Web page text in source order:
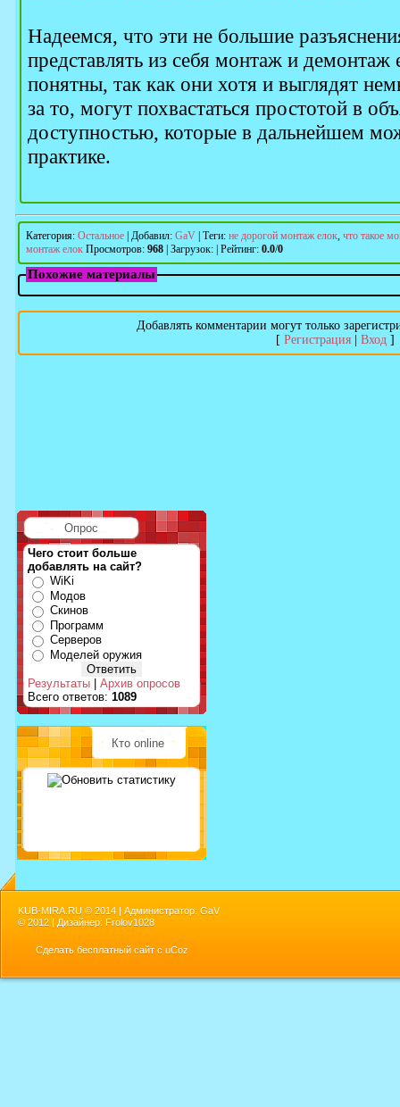
Надеемся, что эти не большие
представлять из себя монтаж и демонтаж
понятны, так как они хотя и выглядят
за то, могут похвастаться простотой в
доступностью, которые в дальнейшем
практике.
Категория: Остальное Добавил: GaV Теги: не дорогой монтаж елок, что такое
монтаж елок Просмотров: 968 Загрузок: Рейтинг: 0.0/0
Похожие материалы
Добавлять комментарии могут только
[ Регистрация| Вход]
Опрос
Чего стоит больше
добавлять на сайт?
WiKi
Модов
Скинов
Программ
Серверов
Моделей оружия
Результаты
Архив опросов
Всего ответов: 1089
Кто online
KUB-MIRA.RU © 2014 | Администратор: GaV
© 2012 | Дизайнер: Frolov1028
Сделать бесплатный сайт с uCoz